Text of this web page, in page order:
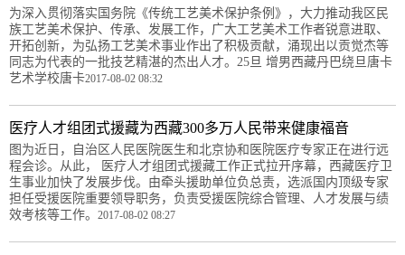
为深入贯彻落实国务院《传统工艺美术保护条例》，大力推动我区民
族工艺美术保护、传承、发展工作，广大工艺美术工作者锐意进取、
开拓创新，为弘扬工艺美术事业作出了积极贡献，涌现出以贡觉杰等
同志为代表的一批技艺精湛的杰出人才。25旦 增男西藏丹巴绕旦唐卡
艺术学校唐卡2017-08-02 08:32
医疗人才组团式援藏为西藏300多万人民带来健康福音
图为近日，自治区人民医院医生和北京协和医院医疗专家正在进行远
程会诊。从此， 医疗人才组团式援藏工作正式拉开序幕，西藏医疗卫
生事业加快了发展步伐。由牵头援助单位负总责，选派国内顶级专家
担任受援医院重要领导职务，负责受援医院综合管理、人才发展与绩
效考核等工作。 2017-08-02 08:27